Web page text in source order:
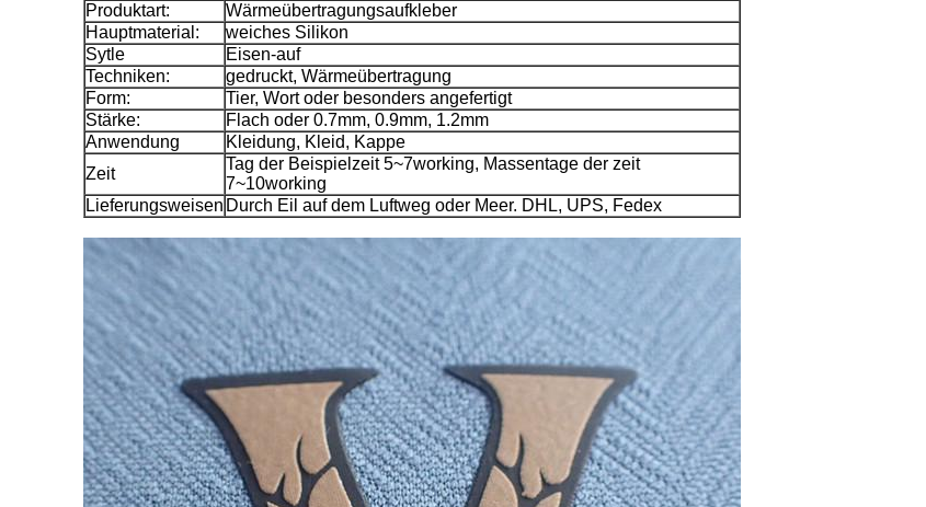
Produktart:
Wärmeübertragungsaufkleber
Hauptmaterial:
weiches Silikon
Sytle
Eisen-auf
Techniken:
gedruckt, Wärmeübertragung
Form:
Tier, Wort oder besonders angefertigt
Stärke:
Flach oder 0.7mm, 0.9mm, 1.2mm
Anwendung
Kleidung, Kleid, Kappe
Zeit
Tag der Beispielzeit 5~7working, Massentage der zeit
7~10working
Lieferungsweisen Durch Eil auf dem Luftweg oder Meer. DHL, UPS, Fedex